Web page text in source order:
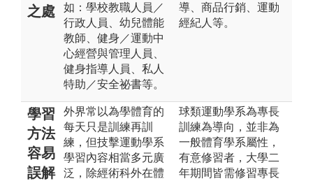
之處
如：學校教職人員／
行政人員、幼兒體能
教師、健身／運動中
心經營與管理人員、
健身指導人員、私人
特助／安全祕書等。
導、商品行銷、運動
經紀人等。
學習
方法
容易
誤解
外界常以為學體育的
每天只是訓練再訓
練，但技擊運動學系
學習內容相當多元廣
泛，除經術科外在體
球類運動學系為專長
訓練為導向，並非為
一般體育學系屬性，
有意修習者，大學二
年期間皆需修習專長